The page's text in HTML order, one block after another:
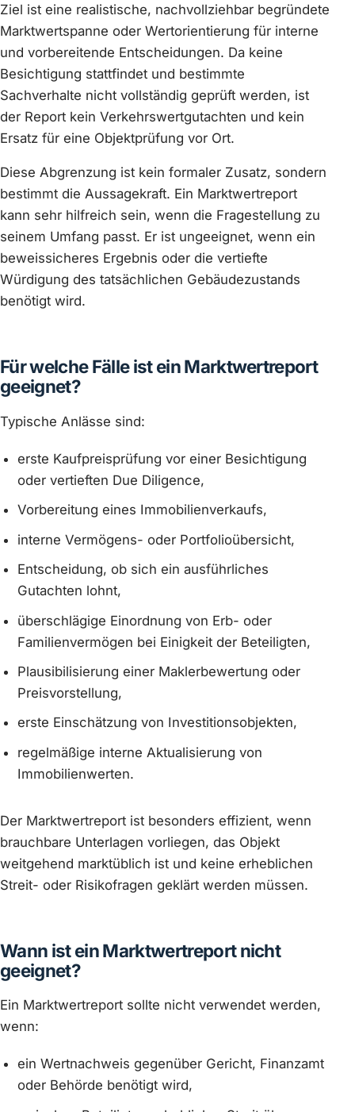
Ziel ist eine realistische, nachvollziehbar begründete
Marktwertspanne oder Wertorientierung für interne
und vorbereitende Entscheidungen. Da keine
Besichtigung stattfindet und bestimmte
Sachverhalte nicht vollständig geprüft werden, ist
der Report kein Verkehrswertgutachten und kein
Ersatz für eine Objektprüfung vor Ort.
Diese Abgrenzung ist kein formaler Zusatz, sondern
bestimmt die Aussagekraft. Ein Marktwertreport
kann sehr hilfreich sein, wenn die Fragestellung zu
seinem Umfang passt. Er ist ungeeignet, wenn ein
beweissicheres Ergebnis oder die vertiefte
Würdigung des tatsächlichen Gebäudezustands
benötigt wird.
Für welche Fälle ist ein Marktwertreport
geeignet?
Typische Anlässe sind:
erste Kaufpreisprüfung vor einer Besichtigung
oder vertieften Due Diligence,
Vorbereitung eines Immobilienverkaufs,
interne Vermögens- oder Portfolioübersicht,
Entscheidung, ob sich ein ausführliches
Gutachten lohnt,
überschlägige Einordnung von Erb- oder
Familienvermögen bei Einigkeit der Beteiligten,
Plausibilisierung einer Maklerbewertung oder
Preisvorstellung,
erste Einschätzung von Investitionsobjekten,
regelmäßige interne Aktualisierung von
Immobilienwerten.
Der Marktwertreport ist besonders effizient, wenn
brauchbare Unterlagen vorliegen, das Objekt
weitgehend marktüblich ist und keine erheblichen
Streit- oder Risikofragen geklärt werden müssen.
Wann ist ein Marktwertreport nicht
geeignet?
Ein Marktwertreport sollte nicht verwendet werden,
wenn:
ein Wertnachweis gegenüber Gericht, Finanzamt
oder Behörde benötigt wird,